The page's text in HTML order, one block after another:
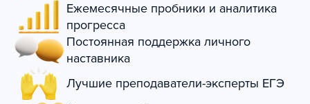
Ежемесячные пробники и аналитика
прогресса
Постоянная поддержка личного
наставника
Лучшие преподаватели-эксперты ЕГЭ